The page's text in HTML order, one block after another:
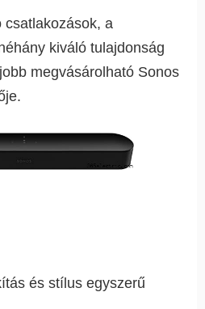
csatlakozások, a
kiváló tulajdonság
megvásárolható Sonos
és stílus egyszerű